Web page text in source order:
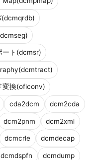
(dcmqrdb)
ート(dcmsr)
変換(oficonv)
cda2dcm dcm2cda
dcm2pnm dcm2xml
dcmcrle dcmdecap
dcmdspfn dcmdump